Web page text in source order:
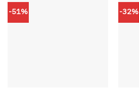
-51% -32%